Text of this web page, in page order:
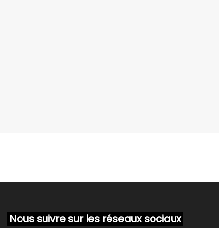
Nous suivre sur les réseaux sociaux